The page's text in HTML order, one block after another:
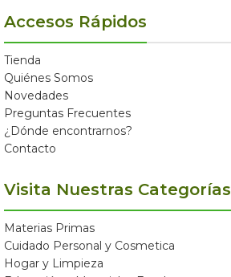
Accesos Rápidos
Tienda
Quiénes Somos
Novedades
Preguntas Frecuentes
¿Dónde encontrarnos?
Contacto
Visita Nuestras Categorías
Materias Primas
Cuidado Personal y Cosmetica
Hogar y Limpieza